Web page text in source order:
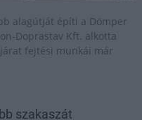
alagútját építi a Dömper
Doprastav Kft. alkotta
fejtési munkái már
szakaszát